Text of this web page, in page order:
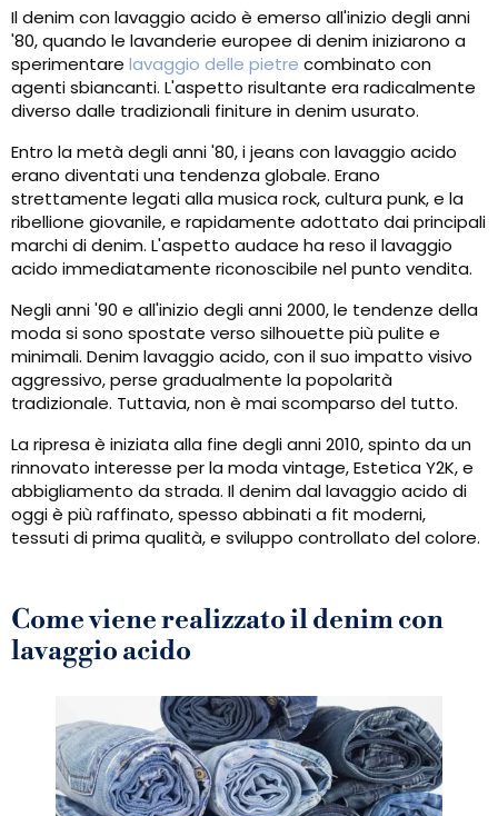
Il denim con lavaggio acido è emerso all'inizio degli anni
'80, quando le lavanderie europee di denim iniziarono a
sperimentare lavaggio delle pietre combinato con
agenti sbiancanti. L'aspetto risultante era radicalmente
diverso dalle tradizionali finiture in denim usurato.
Entro la metà degli anni '80, i jeans con lavaggio acido
erano diventati una tendenza globale. Erano
strettamente legati alla musica rock, cultura punk, e la
ribellione giovanile, e rapidamente adottato dai principali
marchi di denim. L'aspetto audace ha reso il lavaggio
acido immediatamente riconoscibile nel punto vendita.
Negli anni '90 e all'inizio degli anni 2000, le tendenze della
moda si sono spostate verso silhouette più pulite e
minimali. Denim lavaggio acido, con il suo impatto visivo
aggressivo, perse gradualmente la popolarità
tradizionale. Tuttavia, non è mai scomparso del tutto.
La ripresa è iniziata alla fine degli anni 2010, spinto da un
rinnovato interesse per la moda vintage, Estetica Y2K, e
abbigliamento da strada. Il denim dal lavaggio acido di
oggi è più raffinato, spesso abbinati a fit moderni,
tessuti di prima qualità, e sviluppo controllato del colore.
Come viene realizzato il denim con
lavaggio acido